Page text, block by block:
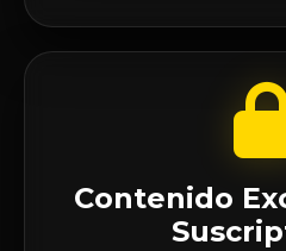
Contenido